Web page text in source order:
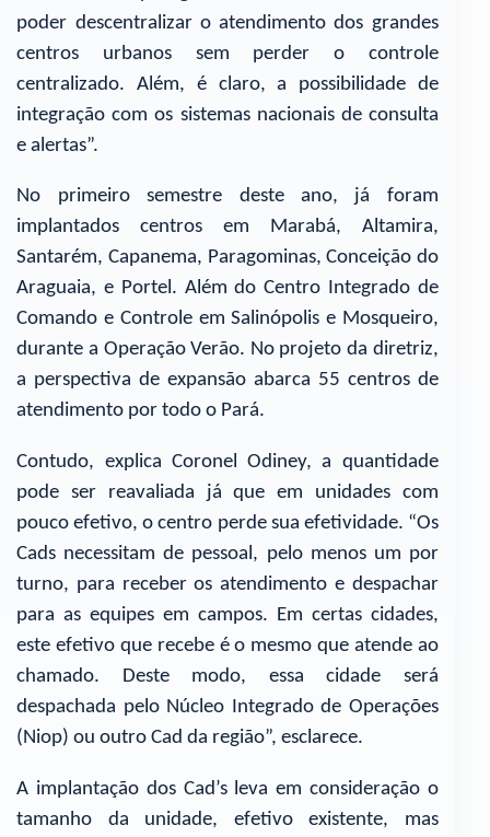
poder descentralizar o atendimento dos grandes
centros urbanos sem perder o controle
centralizado. Além, é claro, a possibilidade de
integração com os sistemas nacionais de consulta
e alertas”.
No primeiro semestre deste ano, já foram
implantados centros em Marabá, Altamira,
Santarém, Capanema, Paragominas, Conceição do
Araguaia, e Portel. Além do Centro Integrado de
Comando e Controle em Salinópolis e Mosqueiro,
durante a Operação Verão. No projeto da diretriz,
a perspectiva de expansão abarca 55 centros de
atendimento por todo o Pará.
Contudo, explica Coronel Odiney, a quantidade
pode ser reavaliada já que em unidades com
pouco efetivo, o centro perde sua efetividade. “Os
Cads necessitam de pessoal, pelo menos um por
turno, para receber os atendimento e despachar
para as equipes em campos. Em certas cidades,
este efetivo que recebe é o mesmo que atende ao
chamado. Deste modo, essa cidade será
despachada pelo Núcleo Integrado de Operações
(Niop) ou outro Cad da região”, esclarece.
A implantação dos Cad’s leva em consideração o
tamanho da unidade, efetivo existente, mas